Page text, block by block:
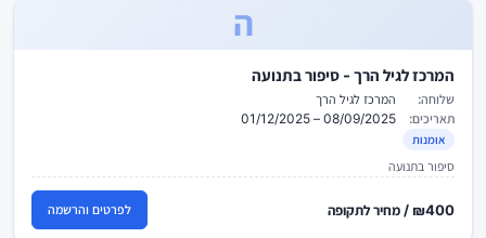
ה
המרכז לגיל הרך - סיפור בתנועה
שלוחה:
המרכז לגיל הרך
תאריכים:
08/09/2025 – 01/12/2025
אומנות
סיפור בתנועה
₪400 / מחיר לתקופה לפרטים והרשמה